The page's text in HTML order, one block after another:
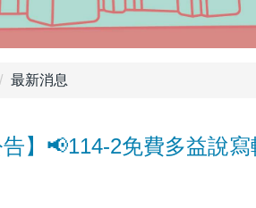
最新消息
告】📢114-2免費多益說